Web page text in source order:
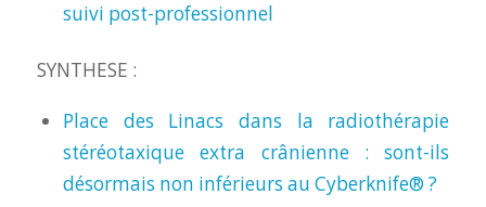
suivi post-professionnel
SYNTHESE :
Place des Linacs dans la radiothérapie
stéréotaxique extra crânienne : sont-ils
désormais non inférieurs au Cyberknife® ?